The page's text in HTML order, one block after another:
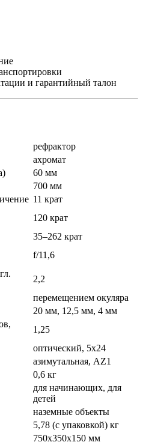
и гарантийный талон
рефрактор
ахромат
60 мм
700 мм
11 крат
120 крат
35–262 крат
f/11,6
2,2
перемещением окуляра
20 мм, 12,5 мм, 4 мм
1,25
оптический, 5x24
азимутальная, AZ1
0,6 кг
для начинающих, для
детей
наземные объекты
5,78 (с упаковкой) кг
750х350х150 мм